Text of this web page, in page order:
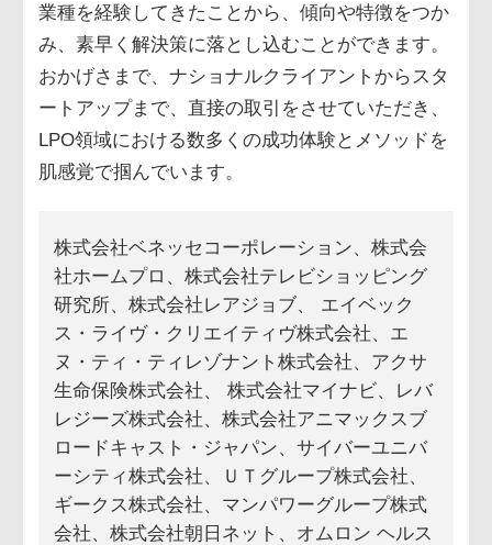
業種を経験してきたことから、傾向や特徴をつか
み、素早く解決策に落とし込むことができます。
おかげさまで、ナショナルクライアントからスタ
ートアップまで、直接の取引をさせていただき、
LPO領域における数多くの成功体験とメソッドを
肌感覚で掴んでいます。
株式会社ベネッセコーポレーション、株式会
社ホームプロ、株式会社テレビショッピング
研究所、株式会社レアジョブ、 エイベック
ス・ライヴ・クリエイティヴ株式会社、エ
ヌ・ティ・ティレゾナント株式会社、アクサ
生命保険株式会社、 株式会社マイナビ、レバ
レジーズ株式会社、株式会社アニマックスブ
ロードキャスト・ジャパン、サイバーユニバ
ーシティ株式会社、ＵＴグループ株式会社、
ギークス株式会社、マンパワーグループ株式
会社、株式会社朝日ネット、オムロン ヘルス